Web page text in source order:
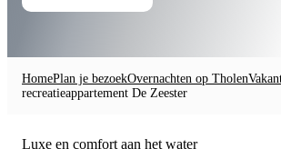
HomePlan je bezoekOvernachten op Tholen
recreatieappartement De Zeester
Luxe en comfort aan het water